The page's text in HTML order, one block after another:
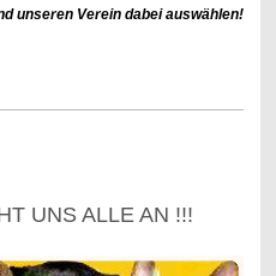
unseren Verein dabei auswählen!
UNS ALLE AN !!!